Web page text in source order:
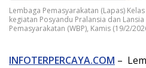
Lembaga Pemasyarakatan (Lapas)
kegiatan Posyandu Pralansia dan
Pemasyarakatan (WBP), Kamis (19/2/
INFOTERPERCAYA.COM –